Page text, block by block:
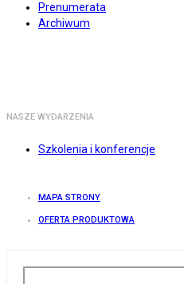
Prenumerata
Archiwum
NASZE WYDARZENIA
Szkolenia i konferencje
MAPA STRONY
OFERTA PRODUKTOWA